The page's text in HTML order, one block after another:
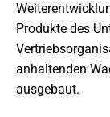
Produkte des
anhaltenden
ausgebaut.